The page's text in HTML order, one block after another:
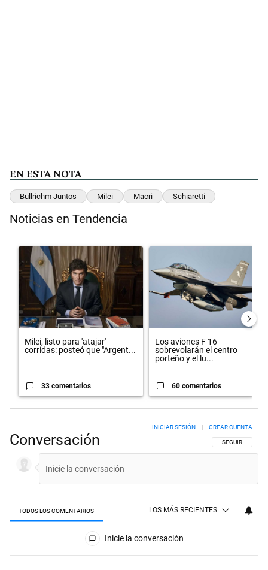
EN ESTA NOTA
Bullrichm Juntos Milei Macri Schiaretti
Noticias en Tendencia
Un artículo de tendencia con el título "Milei, listo para 'atajar'
Milei, listo para 'atajar'
corridas: posteó que "Argent...
33 comentarios
Un artículo de tendencia con el
Los aviones F 16
sobrevolarán el centro
porteño y el lu...
60 comentarios
Conversación SIGA ESTA
SEGUIR
INICIAR SESIÓN CREAR CUENTA
TODOS LOS COMENTARIOS LOS MÁS RECIENTES
Todos los comentarios
Inicie la conversación